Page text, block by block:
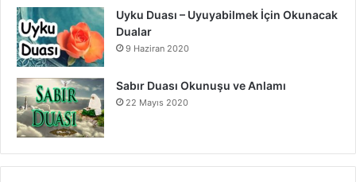
Uyku Duası – Uyuyabilmek İçin Okunacak
Dualar
9 Haziran 2020
Sabır Duası Okunuşu ve Anlamı
22 Mayıs 2020